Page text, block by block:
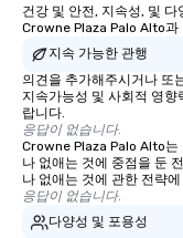
건강 및 안전, 지속성, 및
Crowne Plaza Palo Alto과
지속 가능한 관행
의견을 추가해주시거나 또
지속가능성 및 사회적 영
랍니다.
응답이 없습니다.
Crowne Plaza Palo Alto는
나 없애는 것에 중점을 둔
나 없애는 것에 관한 전략
응답이 없습니다.
다양성 및 포용성